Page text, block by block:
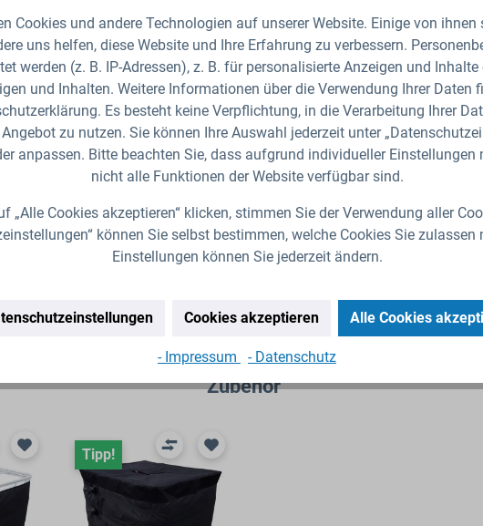
4400
1000
Nylon
Grün
Zubehör
Tipp!
Cookies und andere Technologien auf unserer Website. Einige von ihnen
uns helfen, diese Website und Ihre Erfahrung zu verbessern.
werden (z. B. IP-Adressen), z. B. für personalisierte Anzeigen und
und Inhalten. Weitere Informationen über die Verwendung Ihrer Daten
Es besteht keine Verpflichtung, in die Verarbeitung Ihrer
zu nutzen. Sie können Ihre Auswahl jederzeit unter
anpassen. Bitte beachten Sie, dass aufgrund individueller Einstellungen
nicht alle Funktionen der Website verfügbar sind.
„Alle Cookies akzeptieren“ klicken, stimmen Sie der Verwendung aller
können Sie selbst bestimmen, welche Cookies Sie zulassen
Einstellungen können Sie jederzeit ändern.
Cookies akzeptieren Alle Cookies
- Impressum - Datenschutz